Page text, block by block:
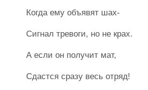
Когда ему объявят шах-
Сигнал тревоги, но не крах.
А если он получит мат,
Сдастся сразу весь отряд!